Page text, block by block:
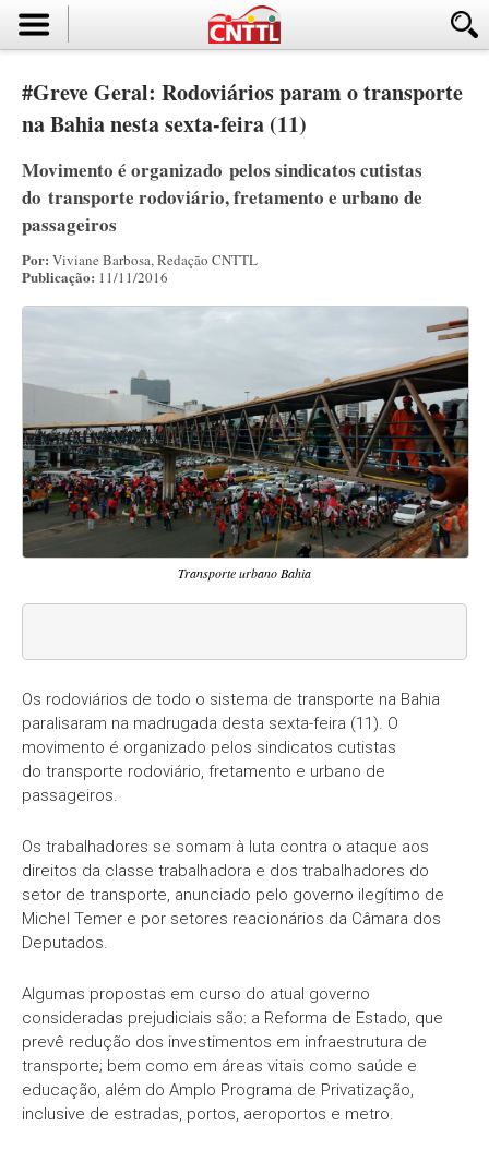
#Greve Geral: Rodoviários param o transporte
na Bahia nesta sexta-feira (11)
Movimento é organizado pelos sindicatos cutistas
do transporte rodoviário, fretamento e urbano de
passageiros
Por: Viviane Barbosa, Redação CNTTL
Publicação: 11/11/2016
Transporte urbano Bahia
Os rodoviários de todo o sistema de transporte na Bahia
paralisaram na madrugada desta sexta-feira (11). O
movimento é organizado pelos sindicatos cutistas
do transporte rodoviário, fretamento e urbano de
passageiros.
Os trabalhadores se somam à luta contra o ataque aos
direitos da classe trabalhadora e dos trabalhadores do
setor de transporte, anunciado pelo governo ilegítimo de
Michel Temer e por setores reacionários da Câmara dos
Deputados.
Algumas propostas em curso do atual governo
consideradas prejudiciais são: a Reforma de Estado, que
prevê redução dos investimentos em infraestrutura de
transporte; bem como em áreas vitais como saúde e
educação, além do Amplo Programa de Privatização,
inclusive de estradas, portos, aeroportos e metro.